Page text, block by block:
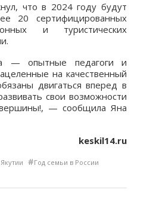
что в 2024 году будут
20 сертифицированных
и туристических
— опытные педагоги и
на качественный
двигаться вперед в
свои возможности
— сообщила Яна
keskil14.ru
#Год семьи в России